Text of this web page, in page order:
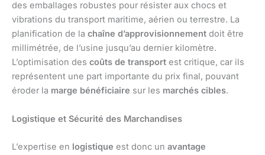
des emballages robustes pour résister aux chocs et
vibrations du transport maritime, aérien ou terrestre. La
planification de la chaîne d’approvisionnement doit être
millimétrée, de l’usine jusqu’au dernier kilomètre.
L’optimisation des coûts de transport est critique, car ils
représentent une part importante du prix final, pouvant
éroder la marge bénéficiaire sur les marchés cibles.
Logistique et Sécurité des Marchandises
L’expertise en logistique est donc un avantage